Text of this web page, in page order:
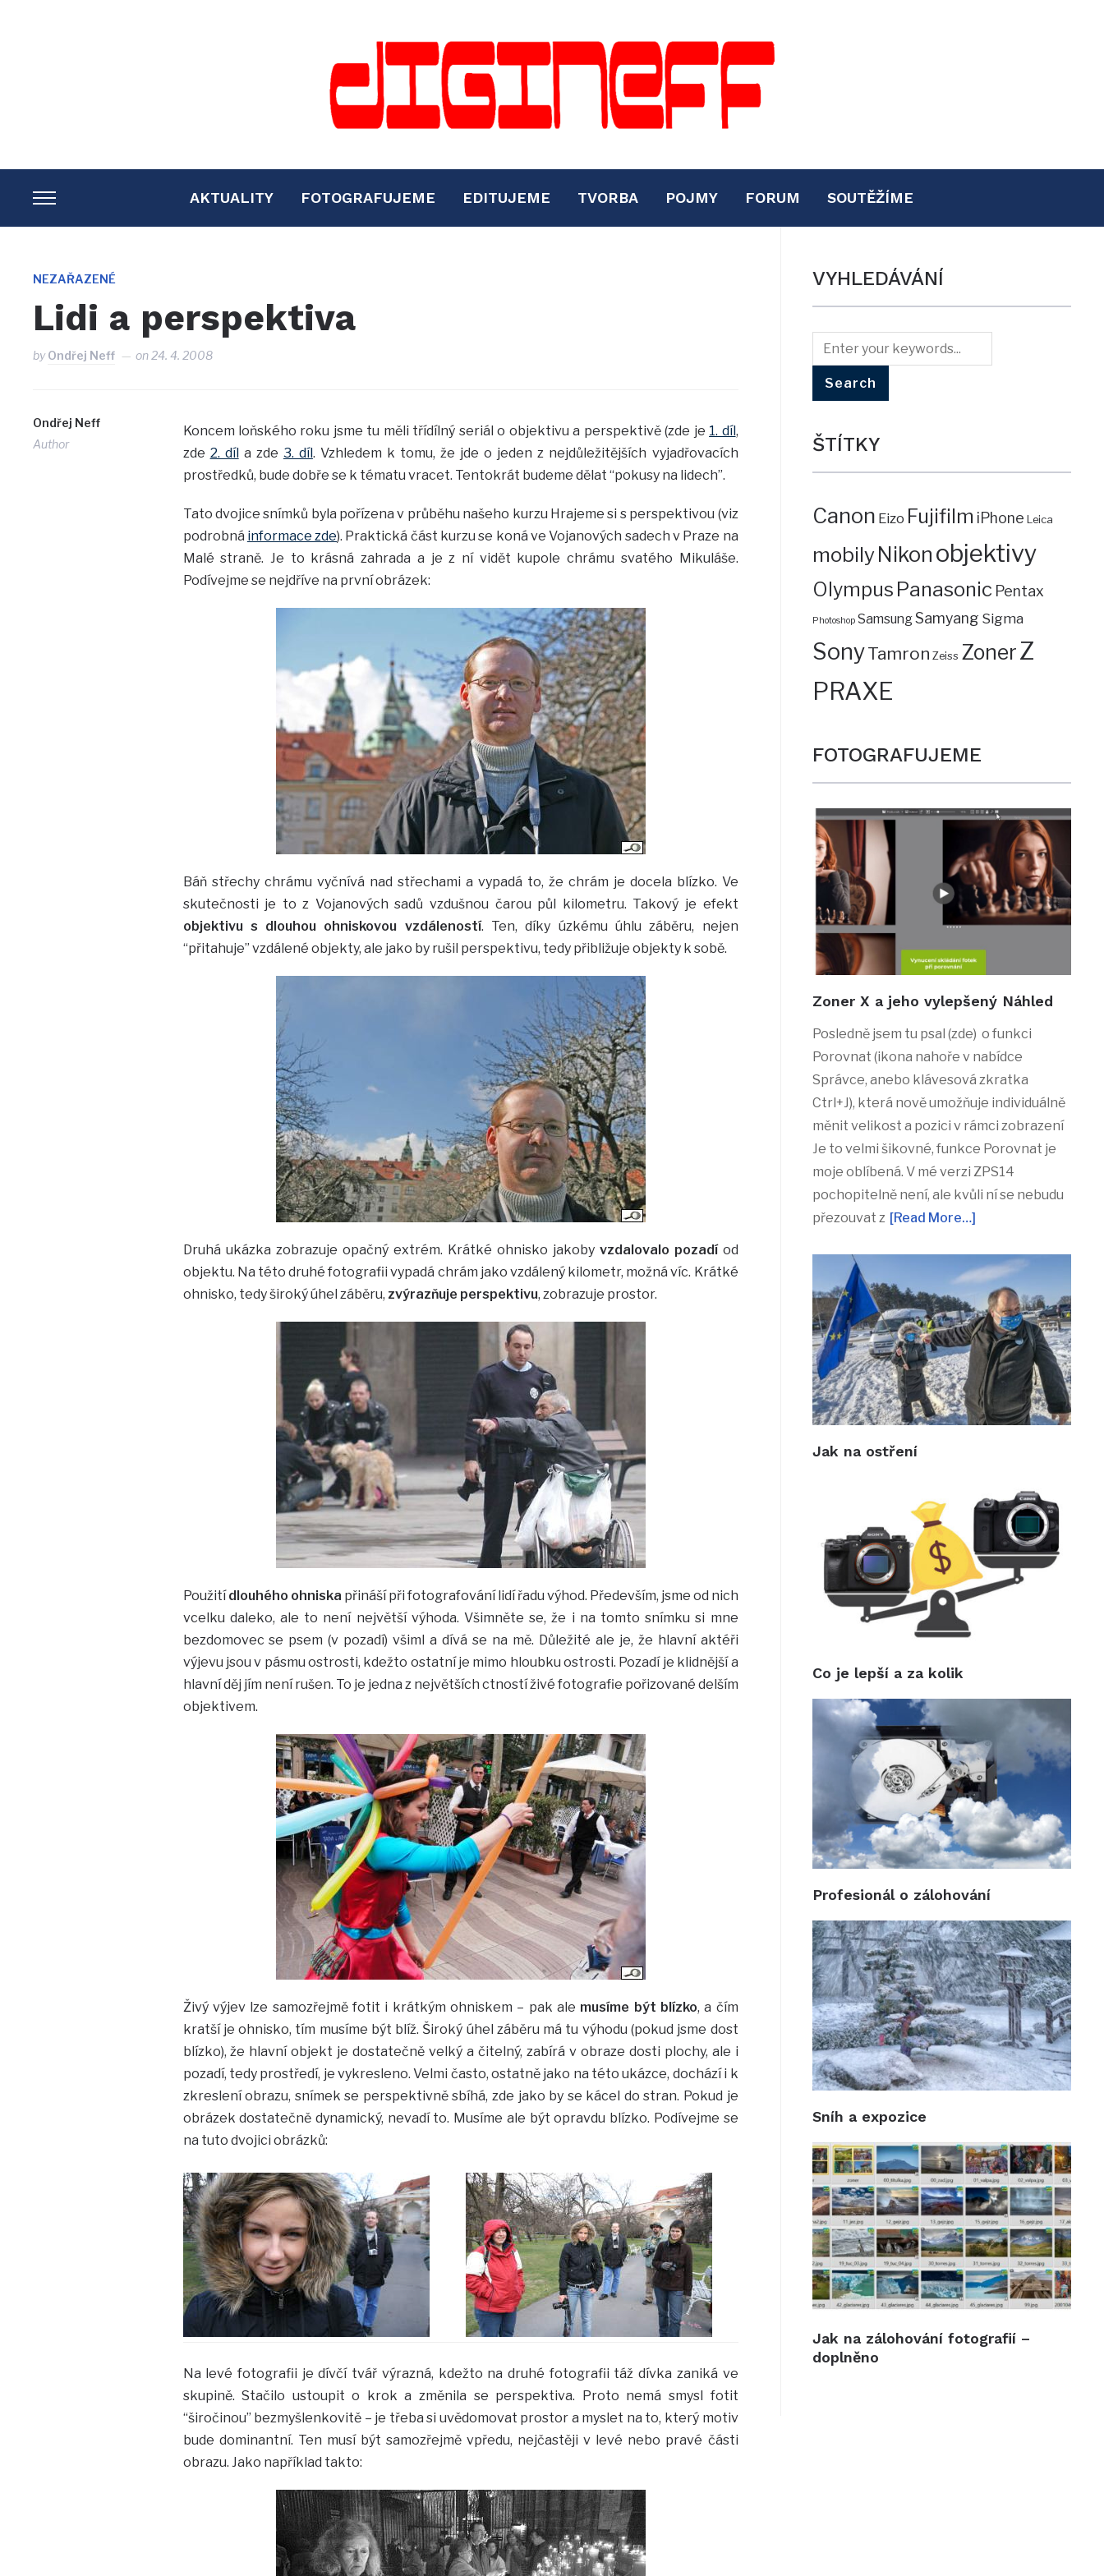
TOGGLE
SIDEBAR
NAVIGATION
AKTUALITY FOTOGRAFUJEME EDITUJEME TVORBA POJMY FORUM SOUTĚŽÍME
NEZAŘAZENÉ
Lidi a perspektiva
byOndřej Neff on24. 4. 2008
Ondřej Neff
Author
Koncem loňského roku jsme tu měli třídílný seriál o objektivu a perspektivě (zde je 1. díl,
zde 2. díla zde 3. díl. Vzhledem k tomu, že jde o jeden z nejdůležitějších vyjadřovacích
prostředků, bude dobře se k tématu vracet. Tentokrát budeme dělat “pokusy na lidech”.
Tato dvojice snímků byla pořízena v průběhu našeho kurzu Hrajeme si s perspektivou (viz
podrobná informace zde). Praktická část kurzu se koná ve Vojanových sadech v Praze na
Malé straně. Je to krásná zahrada a je z ní vidět kupole chrámu svatého Mikuláše.
Podívejme se nejdříve na první obrázek:
Báň střechy chrámu vyčnívá nad střechami a vypadá to, že chrám je docela blízko. Ve
skutečnosti je to z Vojanových sadů vzdušnou čarou půl kilometru. Takový je efekt
objektivu s dlouhou ohniskovou vzdáleností. Ten, díky úzkému úhlu záběru, nejen
“přitahuje” vzdálené objekty, ale jako by rušil perspektivu, tedy přibližuje objekty k sobě.
Druhá ukázka zobrazuje opačný extrém. Krátké ohnisko jakoby vzdalovalo pozadíod
objektu. Na této druhé fotografii vypadá chrám jako vzdálený kilometr, možná víc. Krátké
ohnisko, tedy široký úhel záběru, zvýrazňuje perspektivu, zobrazuje prostor.
Použitídlouhého ohniska přináší při fotografování lidí řadu výhod. Především, jsme od nich
vcelku daleko, ale to není největší výhoda. Všimněte se, že i na tomto snímku si mne
bezdomovec se psem (v pozadí) všiml a dívá se na mě. Důležité ale je, že hlavní aktéři
výjevu jsou v pásmu ostrosti, kdežto ostatní je mimo hloubku ostrosti. Pozadí je klidnější a
hlavní děj jím není rušen. To je jedna z největších ctností živé fotografie pořizované delším
objektivem.
Živý výjev lze samozřejmě fotit i krátkým ohniskem – pak ale musíme být blízko, a čím
kratší je ohnisko, tím musíme být blíž. Široký úhel záběru má tu výhodu (pokud jsme dost
blízko), že hlavní objekt je dostatečně velký a čitelný, zabírá v obraze dosti plochy, ale i
pozadí, tedy prostředí, je vykresleno. Velmi často, ostatně jako na této ukázce, dochází i k
zkreslení obrazu, snímek se perspektivně sbíhá, zde jako by se kácel do stran. Pokud je
obrázek dostatečně dynamický, nevadí to. Musíme ale být opravdu blízko. Podívejme se
na tuto dvojici obrázků:
Na levé fotografii je dívčí tvář výrazná, kdežto na druhé fotografii táž dívka zaniká ve
skupině. Stačilo ustoupit o krok a změnila se perspektiva. Proto nemá smysl fotit
“širočinou” bezmyšlenkovitě – je třeba si uvědomovat prostor a myslet na to, který motiv
bude dominantní. Ten musí být samozřejmě vpředu, nejčastěji v levé nebo pravé části
obrazu. Jako například takto:
VYHLEDÁVÁNÍ
ŠTÍTKY
Canon Eizo Fujifilm iPhone Leica
mobilyNikon objektivy
Olympus Panasonic Pentax
Photoshop SamsungSamyang Sigma
SonyTamron Zeiss ZonerZ
PRAXE
FOTOGRAFUJEME
Zoner X a jeho vylepšený Náhled
Posledně jsem tu psal (zde) o funkci
Porovnat (ikona nahoře v nabídce
Správce, anebo klávesová zkratka
Ctrl+J), která nově umožňuje individuálně
měnit velikost a pozici v rámci zobrazení
Je to velmi šikovné, funkce Porovnat je
moje oblíbená. V mé verzi ZPS14
pochopitelně není, ale kvůli ní se nebudu
přezouvat z [Read More…]
Jak na ostření
Co je lepší a za kolik
Profesionál o zálohování
Sníh a expozice
Jak na zálohování fotografií –
doplněno